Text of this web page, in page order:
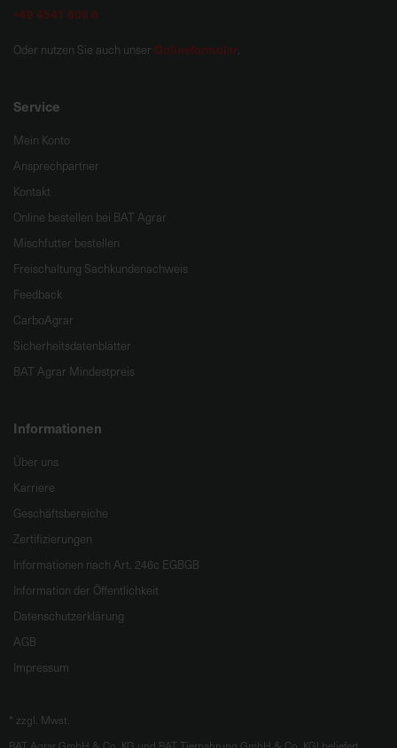
+49 4541 806 0
Oder nutzen Sie auch unser Onlineformular.
Service
Mein Konto
Ansprechpartner
Kontakt
Online bestellen bei BAT Agrar
Mischfutter bestellen
Freischaltung Sachkundenachweis
Feedback
CarboAgrar
Sicherheitsdatenblätter
BAT Agrar Mindestpreis
Informationen
Über uns
Karriere
Geschäftsbereiche
Zertifizierungen
Informationen nach Art. 246c EGBGB
Information der Öffentlichkeit
Datenschutzerklärung
AGB
Impressum
* zzgl. Mwst.